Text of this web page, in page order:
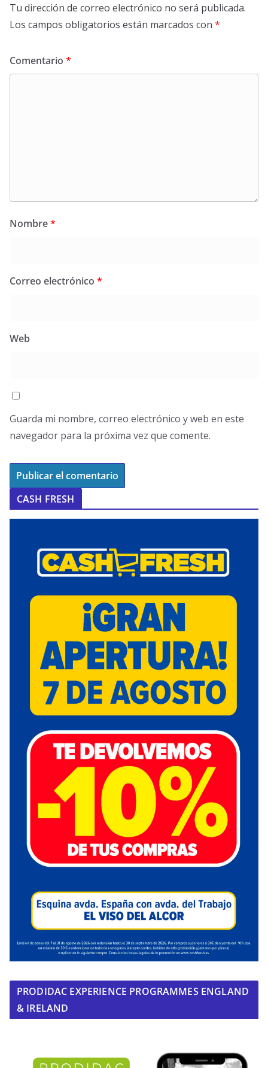
Tu dirección de correo electrónico no será publicada.
Los campos obligatorios están marcados con *
Comentario *
Nombre*
Correo electrónico *
Web
Guarda mi nombre, correo electrónico y web en este
navegador para la próxima vez que comente.
CASH FRESH
PRODIDAC EXPERIENCE PROGRAMMES ENGLAND
& IRELAND